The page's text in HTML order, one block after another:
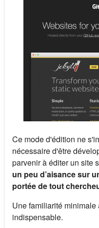
Ce mode d'édition ne
nécessaire d'être
parvenir à éditer un site
un peu d’aisance sur
portée de tout
Une familiarité
indispensable.